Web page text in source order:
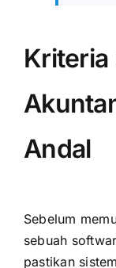
Kriteria
Andal
Sebelum
sebuah
pastikan